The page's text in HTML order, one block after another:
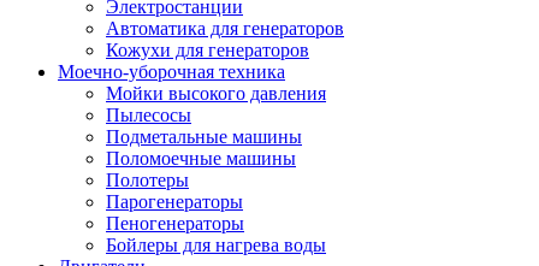
Электростанции
Автоматика для генераторов
Кожухи для генераторов
Моечно-уборочная техника
Мойки высокого давления
Пылесосы
Подметальные машины
Поломоечные машины
Полотеры
Парогенераторы
Пеногенераторы
Бойлеры для нагрева воды